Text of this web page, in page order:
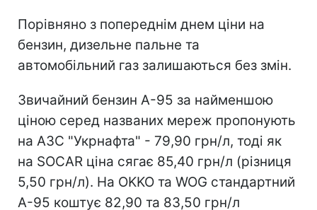
Порівняно з попереднім днем ціни на
бензин, дизельне пальне та
автомобільний газ залишаються без змін.
Звичайний бензин А-95 за найменшою
ціною серед названих мереж пропонують
на АЗС "Укрнафта" - 79,90 грн/л, тоді як
на SOCAR ціна сягає 85,40 грн/л (різниця
5,50 грн/л). На OKKO та WOG стандартний
А-95 коштує 82,90 та 83,50 грн/л